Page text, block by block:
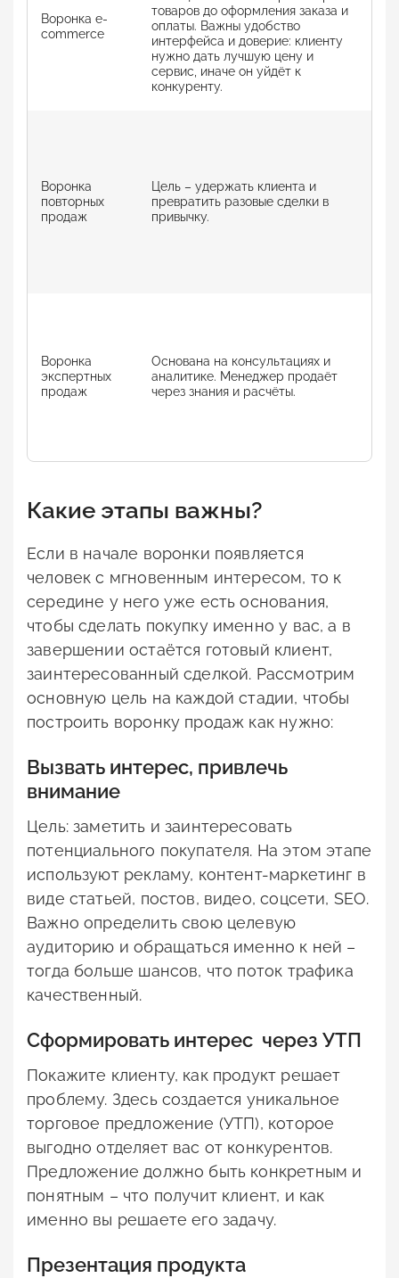
Воронка e-
commerce
товаров до оформления заказа и
оплаты. Важны удобство
интерфейса и доверие: клиенту
нужно дать лучшую цену и
сервис, иначе он уйдёт к
конкуренту.
Воронка
повторных
продаж
Цель – удержать клиента и
превратить разовые сделки в
привычку.
Воронка
экспертных
продаж
Основана на консультациях и
аналитике. Менеджер продаёт
через знания и расчёты.
Какие этапы важны?
Если в начале воронки появляется
человек с мгновенным интересом, то к
середине у него уже есть основания,
чтобы сделать покупку именно у вас, а в
завершении остаётся готовый клиент,
заинтересованный сделкой. Рассмотрим
основную цель на каждой стадии, чтобы
построить воронку продаж как нужно:
Вызвать интерес, привлечь
внимание
Цель: заметить и заинтересовать
потенциального покупателя. На этом этапе
используют рекламу, контент-маркетинг в
виде статьей, постов, видео, соцсети, SEO.
Важно определить свою целевую
аудиторию и обращаться именно к ней –
тогда больше шансов, что поток трафика
качественный.
Сформировать интерес через УТП
Покажите клиенту, как продукт решает
проблему. Здесь создается уникальное
торговое предложение (УТП), которое
выгодно отделяет вас от конкурентов.
Предложение должно быть конкретным и
понятным – что получит клиент, и как
именно вы решаете его задачу.
Презентация продукта